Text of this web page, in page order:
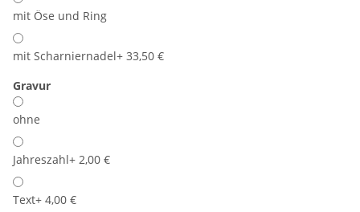
mit Öse und Ring
mit Scharniernadel+ 33,50 €
Gravur
ohne
Jahreszahl+ 2,00 €
Text+ 4,00 €